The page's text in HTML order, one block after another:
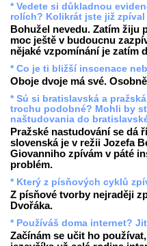
* Vedete si důkladnou
rolích? Kolikrát jste již
Bohužel nevedu. Zatím žiju
moc ještě v budoucnu
nějaké vzpomínání je zatím
* Co je ti bližší inscenace
Oboje dvoje má své.
* Sú si bratislavská a
trochu podobné? Mohli by
naštudovania do
Pražské nastudování se dá
slovenská je v režii Jozefa
Giovanniho zpívám v páté
problém.
* Který z písňových cyklů
Z písňové tvorby nejraději
Dvořáka.
* Používáš doma internet?
Začínám se učit ho